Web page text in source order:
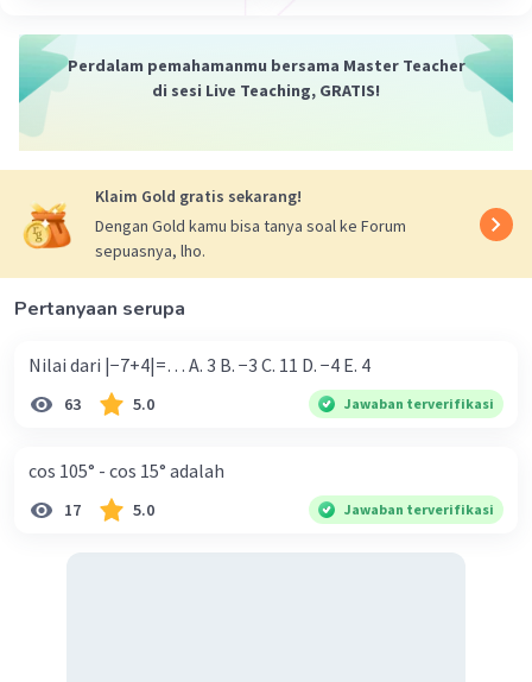
Perdalam pemahamanmu bersama Master Teacher
di sesi Live Teaching, GRATIS!
Klaim Gold gratis sekarang!
Dengan Gold kamu bisa tanya soal ke Forum
sepuasnya, lho.
Pertanyaan serupa
Nilai dari |−7+4|=… A. 3 B. −3 C. 11 D. −4 E. 4
63 5.0 Jawaban terverifikasi
cos 105° - cos 15° adalah
17 5.0 Jawaban terverifikasi